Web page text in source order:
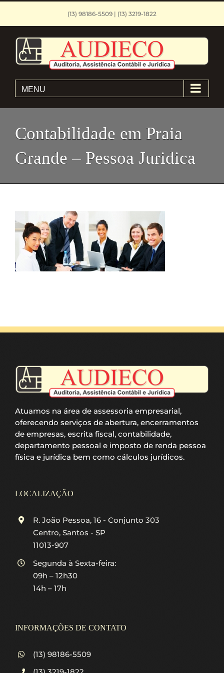
content
(13) 98186-5509 | (13) 3219-1822
MENU
Contabilidade em Praia
Grande – Pessoa Juridica
Atuamos na área de assessoria empresarial,
oferecendo serviços de abertura, encerramentos
de empresas, escrita fiscal, contabilidade,
departamento pessoal e imposto de renda pessoa
física e jurídica bem como cálculos jurídicos.
LOCALIZAÇÃO
R. João Pessoa, 16 - Conjunto 303
Centro, Santos - SP
11013-907
Segunda à Sexta-feira:
09h – 12h30
14h – 17h
INFORMAÇÕES DE CONTATO
(13) 98186-5509